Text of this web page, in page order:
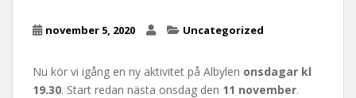
november 5, 2020 Uncategorized
Nu kör vi igång en ny aktivitet på Albylen onsdagar kl
19.30. Start redan nästa onsdag den 11 november.